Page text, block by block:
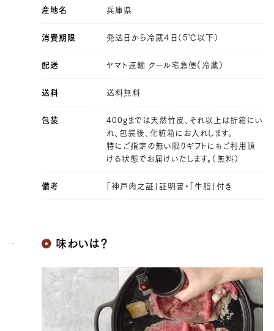
25,920 円
21600.0
39369100034179
true [量り売り] 400g true ST-400
産地名 兵庫県
消費期限 発送日から冷蔵４日（5℃以下）
配送 ヤマト運輸 クール宅急便（冷蔵）
送料 送料無料
包装
400gまでは天然竹皮、それ以上は折箱にい
れ、包装後、化粧箱にお入れします。
特にご指定の無い限りギフトにもご利用頂
ける状態でお届けいたします。（無料）
備考 「神戸肉之証」証明書・「牛脂」付き
味わいは？